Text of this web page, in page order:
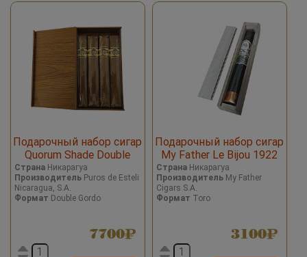
Подарочный набор сигар
Quorum Shade Double
Gordo
Страна Никарагуа
Производитель Puros de Esteli
Nicaragua, S.A.
Формат Double Gordo
7700
Подарочный набор сигар
My Father Le Bijou 1922
Toro
СтранаНикарагуа
ПроизводительMy Father
Cigars S.A.
Формат Toro
3100